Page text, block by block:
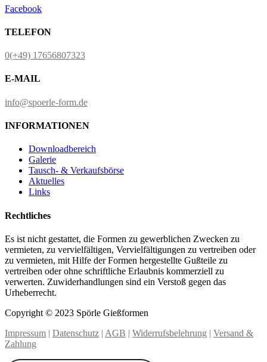
Facebook
TELEFON
0(+49) 17656807323
E-MAIL
info@spoerle-form.de
INFORMATIONEN
Downloadbereich
Galerie
Tausch- & Verkaufsbörse
Aktuelles
Links
Rechtliches
Es ist nicht gestattet, die Formen zu gewerblichen Zwecken zu
vermieten, zu vervielfältigen, Vervielfältigungen zu vertreiben oder
zu vermieten, mit Hilfe der Formen hergestellte Gußteile zu
vertreiben oder ohne schriftliche Erlaubnis kommerziell zu
verwerten. Zuwiderhandlungen sind ein Verstoß gegen das
Urheberrecht.
Copyright © 2023 Spörle Gießformen
Impressum | Datenschutz | AGB | Widerrufsbelehrung | Versand &
Zahlung